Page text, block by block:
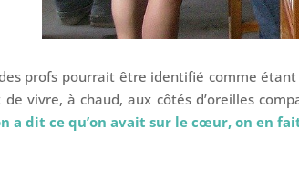
profs pourrait être identifié comme
vivre, à chaud, aux côtés d’oreilles
a dit ce qu’on avait sur le cœur, on en